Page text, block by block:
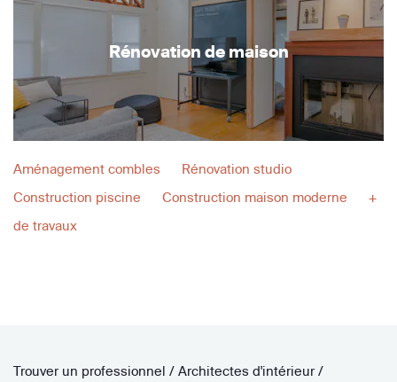
Rénovation de maison
Aménagement combles
Rénovation studio
Construction piscine
Construction maison moderne
+
de travaux
Trouver un professionnel / Architectes d'intérieur /